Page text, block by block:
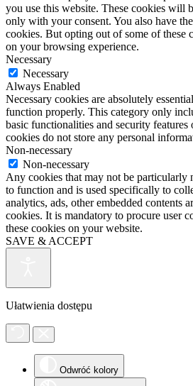
you use this website. These cookies will
only with your consent. You also have
cookies. But opting out of some of these
on your browsing experience.
Necessary
Necessary
Always Enabled
Necessary cookies are absolutely
function properly. This category only
basic functionalities and security features
cookies do not store any personal
Non-necessary
Non-necessary
Any cookies that may not be particularly
to function and is used specifically to
analytics, ads, other embedded contents
cookies. It is mandatory to procure user
these cookies on your website.
SAVE & ACCEPT
Ułatwienia dostępu
Odwróć kolory